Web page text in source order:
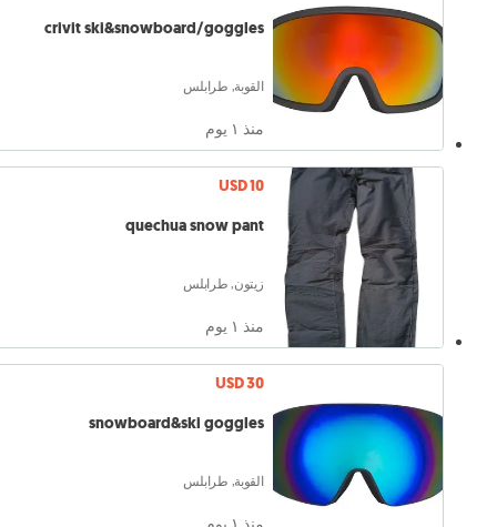
crivit ski&snowboard/goggles
القوبة, طرابلس
منذ ١ يوم
USD 10
quechua snow pant
زيتون, طرابلس
منذ ١ يوم
USD 30
snowboard&ski goggles
القوبة, طرابلس